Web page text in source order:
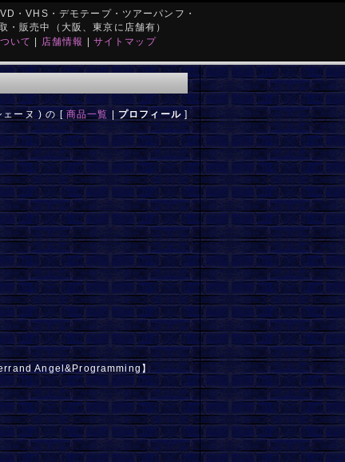
・VHS・デモテープ・ツアーパンフ・
・販売中（大阪、東京に店舗有）
いて | 店舗情報 | サイトマップ
ーヌ ) の [ 商品一覧 | プロフィール]
Angel&Programming】